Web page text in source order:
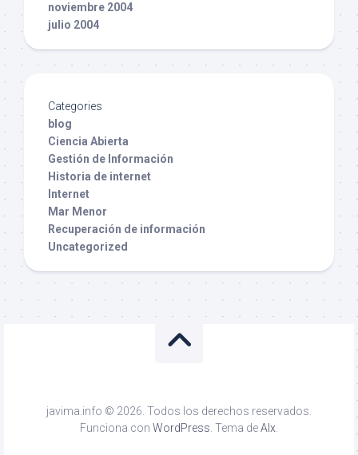
noviembre 2004
julio 2004
Categories
blog
Ciencia Abierta
Gestión de Información
Historia de internet
Internet
Mar Menor
Recuperación de información
Uncategorized
javima.info © 2026. Todos los derechos reservados.
Funciona con WordPress . Tema deAlx